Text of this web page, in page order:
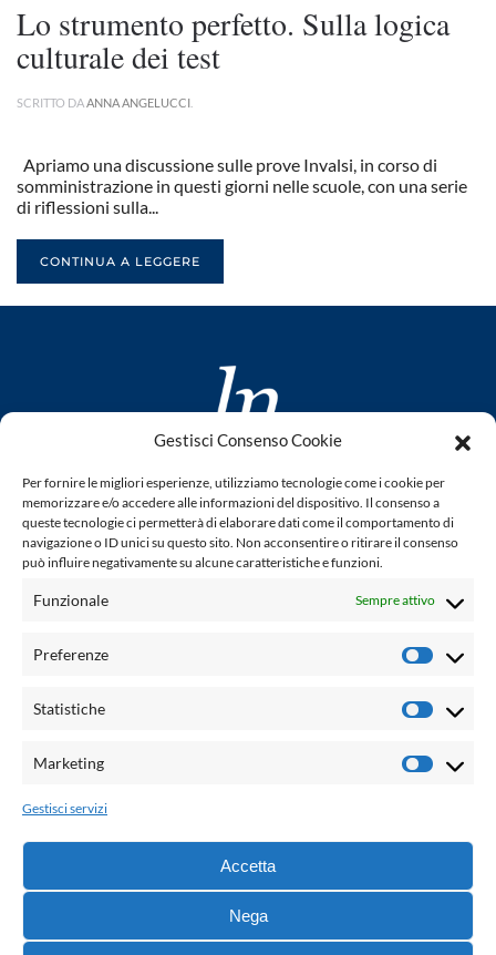
Gestisci Consenso Cookie
Per fornire le migliori esperienze, utilizziamo tecnologie come i cookie per
memorizzare e/o accedere alle informazioni del dispositivo. Il consenso a
queste tecnologie ci permetterà di elaborare dati come il comportamento di
navigazione o ID unici su questo sito. Non acconsentire o ritirare il consenso
può influire negativamente su alcune caratteristiche e funzioni.
Funzionale Sempre attivo
Preferenze
Statistiche
Marketing
Gestisci servizi
Accetta
Nega
Lo strumento perfetto. Sulla logica
culturale dei test
SCRITTO DA ANNA ANGELUCCI
Apriamo una discussione sulle prove Invalsi, in corso di
somministrazione in questi giorni nelle scuole, con una serie
di riflessioni sulla...
CONTINUA A LEGGERE
www.laletteraturaenoi.it
fondato da Romano Luperini
Questo blog non rappresenta una testata giornalistica in
quanto viene aggiornato senza alcuna periodicità. Non può
legge n° 62 del 7.03.2001. L'autore non è responsabile per
email:
Grafica e web:Salvatore Leto